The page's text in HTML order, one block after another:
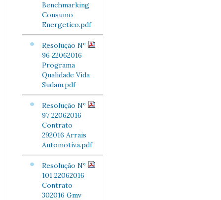
Benchmarking
Consumo
Energetico.pdf
Resolução Nº
96 22062016
Programa
Qualidade Vida
Sudam.pdf
Resolução Nº
97 22062016
Contrato
292016 Arrais
Automotiva.pdf
Resolução Nº
101 22062016
Contrato
302016 Gmv